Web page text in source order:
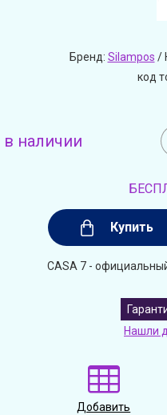
Бренд: Silampos /
код
в наличии
Купить
CASA 7 -
Нашли
Добавить